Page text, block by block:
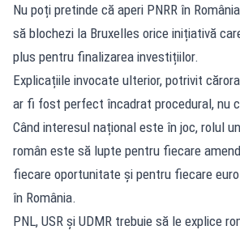
Nu poți pretinde că aperi PNRR în
să blochezi la Bruxelles orice inițiativă
plus pentru finalizarea investițiilor.
Explicațiile invocate ulterior, potrivit
ar fi fost perfect încadrat procedural, nu
Când interesul național este în joc, rolul
român este să lupte pentru fiecare
fiecare oportunitate și pentru fiecare
în România.
PNL, USR și UDMR trebuie să le explice